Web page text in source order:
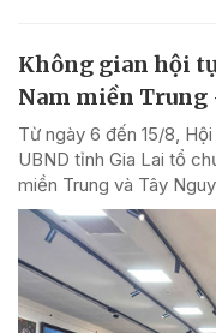
Không gian hội
Nam miền Trung
Từ ngày 6 đến 15/8,
UBND tỉnh Gia Lai tổ
miền Trung và Tây